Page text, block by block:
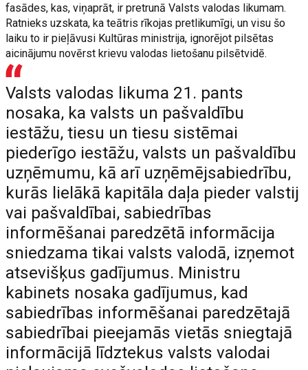
fasādes, kas, viņaprāt, ir pretrunā Valsts valodas likumam.
Ratnieks uzskata, ka teātris rīkojas pretlikumīgi, un visu šo
laiku to ir pieļāvusi Kultūras ministrija, ignorējot pilsētas
aicinājumu novērst krievu valodas lietošanu pilsētvidē.
Valsts valodas likuma 21. pants
nosaka, ka valsts un pašvaldību
iestāžu, tiesu un tiesu sistēmai
piederīgo iestāžu, valsts un pašvaldību
uzņēmumu, kā arī uzņēmējsabiedrību,
kurās lielākā kapitāla daļa pieder valstij
vai pašvaldībai, sabiedrības
informēšanai paredzētā informācija
sniedzama tikai valsts valodā, izņemot
atsevišķus gadījumus. Ministru
kabinets nosaka gadījumus, kad
sabiedrības informēšanai paredzētajā
sabiedrībai pieejamās vietās sniegtajā
informācijā līdztekus valsts valodai